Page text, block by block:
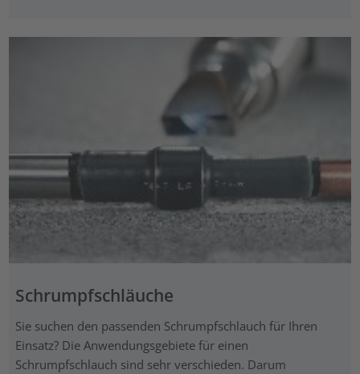
Schrumpfschläuche
Sie suchen den passenden Schrumpfschlauch für Ihren
Einsatz? Die Anwendungsgebiete für einen
Schrumpfschlauch sind sehr verschieden. Darum